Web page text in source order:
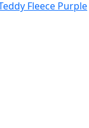
Fleece Purple